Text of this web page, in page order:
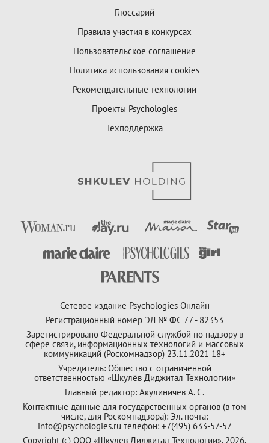
Глоссарий
Правила участия в конкурсах
Пользовательское соглашение
Политика использования cookies
Рекомендательные технологии
Проекты Psychologies
Техподдержка
Сетевое издание Psychologies Онлайн
Регистрационный номер ЭЛ № ФС 77 - 82353
Зарегистрировано Федеральной службой по надзору в
сфере связи, информационных технологий и массовых
коммуникаций (Роскомнадзор) 23.11.2021 18+
Учредитель: Общество с ограниченной
ответственностью «Шкулёв Диджитал Технологии»
Главный редактор: Акулиничев А. С.
Контактные данные для государственных органов (в том
числе, для Роскомнадзора): Эл. почта:
info@psychologies.ru телефон: +7(495) 633-57-57
Copyright (с) ООО «Шкулёв Диджитал Технологии», 2026.